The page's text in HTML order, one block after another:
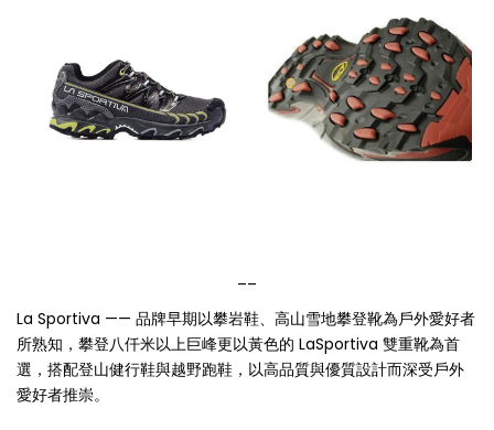
La Sportiva —— 品牌早期以攀岩鞋、高山雪地攀登靴為戶外愛好者
所熟知，攀登八仟米以上巨峰更以黃色的 LaSportiva 雙重靴為首
選，搭配登山健行鞋與越野跑鞋，以高品質與優質設計而深受戶外
愛好者推崇。